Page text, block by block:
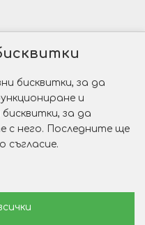
Web R Solution®
бисквитки, за да
и
за да
с него. Последните ще
съгласие.